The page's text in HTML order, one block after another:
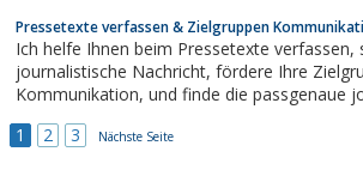
Pressetexte verfassen & Zielgruppen
Ich helfe Ihnen beim Pressetexte verfassen, schreibe Ihre
journalistische Nachricht, fördere Ihre Zielgruppen
Kommunikation, und finde die passgenaue journalistische
1 2 3 Nächste Seite